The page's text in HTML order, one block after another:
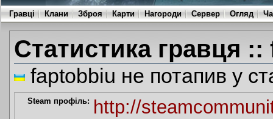
Гравці Клани Зброя Карти Нагороди Сервер Огляд
Статистика гравця
faptobbiu не потапив у
Steam профіль: http://